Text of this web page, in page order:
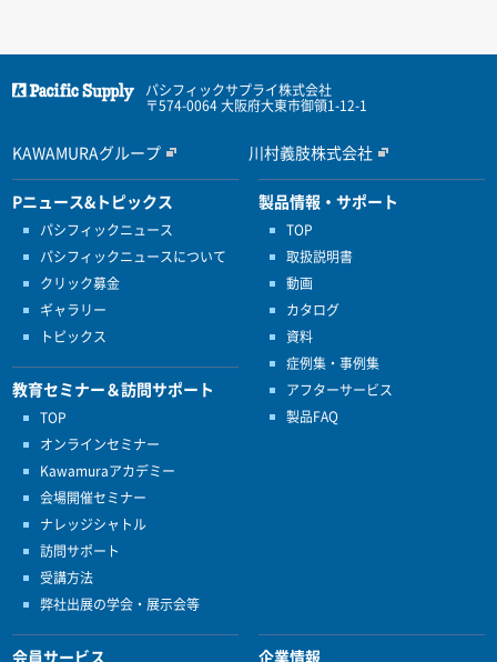
パシフィックサプライ株式会社
〒574-0064 大阪府大東市御領1-12-1
KAWAMURAグループ 川村義肢株式会社
Pニュース&トピックス
パシフィックニュース
パシフィックニュースについて
クリック募金
ギャラリー
トピックス
教育セミナー＆訪問サポート
TOP
オンラインセミナー
Kawamuraアカデミー
会場開催セミナー
ナレッジシャトル
訪問サポート
受講方法
弊社出展の学会・展示会等
製品情報・サポート
TOP
取扱説明書
動画
カタログ
資料
症例集・事例集
アフターサービス
製品FAQ
会員サービス 企業情報